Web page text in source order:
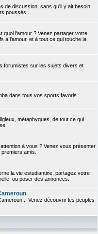
de discussion, sans qu'il y ait besoin
poussés.
quoi l'amour ? Venez partager votre
à l'amour, et à tout ce qui touche la
forumistes sur les sujets divers et
dans tous vos sports favoris.
métaphyques, de tout ce qui
à vous ? Venez vous présenter
amis.
la vie estudiantine, partagez votre
ou poser des annonces.
Venez découvrir les peuples